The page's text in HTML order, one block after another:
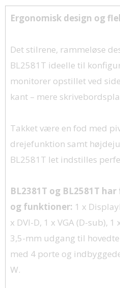
Ergonomisk design og
Det stilrene, rammeløse
BL2581T ideelle til
monitorer opstillet ved
kant – mere
Takket være en fod med
drejefunktion samt
BL2581T let indstilles
BL2381T og BL2581T
og funktioner: 1 x
x DVI-D, 1 x VGA (D-sub),
3,5-mm udgang til
med 4 porte og
W.